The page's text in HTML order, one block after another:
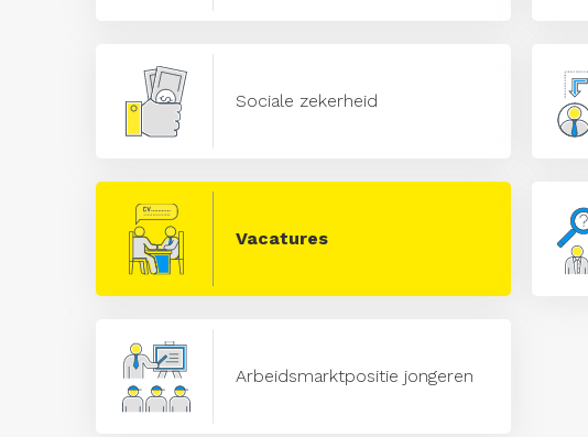
Sociale zekerheid
Vacatures
Arbeidsmarktpositie jongeren